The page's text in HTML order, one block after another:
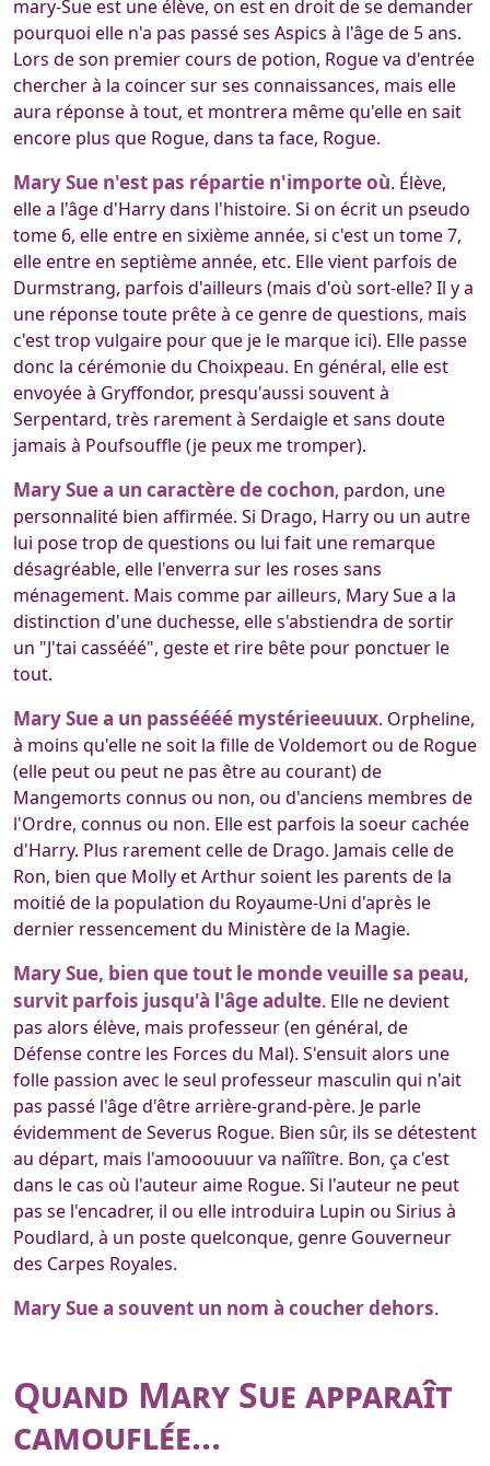
mary-Sue est une élève, on est en droit de se demander
pourquoi elle n'a pas passé ses Aspics à l'âge de 5 ans.
Lors de son premier cours de potion, Rogue va d'entrée
chercher à la coincer sur ses connaissances, mais elle
aura réponse à tout, et montrera même qu'elle en sait
encore plus que Rogue, dans ta face, Rogue.
Mary Sue n'est pas répartie n'importe où. Élève,
elle a l'âge d'Harry dans l'histoire. Si on écrit un pseudo
tome 6, elle entre en sixième année, si c'est un tome 7,
elle entre en septième année, etc. Elle vient parfois de
Durmstrang, parfois d'ailleurs (mais d'où sort-elle? Il y a
une réponse toute prête à ce genre de questions, mais
c'est trop vulgaire pour que je le marque ici). Elle passe
donc la cérémonie du Choixpeau. En général, elle est
envoyée à Gryffondor, presqu'aussi souvent à
Serpentard, très rarement à Serdaigle et sans doute
jamais à Poufsouffle (je peux me tromper).
Mary Sue a un caractère de cochon, pardon, une
personnalité bien affirmée. Si Drago, Harry ou un autre
lui pose trop de questions ou lui fait une remarque
désagréable, elle l'enverra sur les roses sans
ménagement. Mais comme par ailleurs, Mary Sue a la
distinction d'une duchesse, elle s'abstiendra de sortir
un "J'tai cassééé", geste et rire bête pour ponctuer le
tout.
Mary Sue a un passéééé mystérieeuuux. Orpheline,
à moins qu'elle ne soit la fille de Voldemort ou de Rogue
(elle peut ou peut ne pas être au courant) de
Mangemorts connus ou non, ou d'anciens membres de
l'Ordre, connus ou non. Elle est parfois la soeur cachée
d'Harry. Plus rarement celle de Drago. Jamais celle de
Ron, bien que Molly et Arthur soient les parents de la
moitié de la population du Royaume-Uni d'après le
dernier ressencement du Ministère de la Magie.
Mary Sue, bien que tout le monde veuille sa peau,
survit parfois jusqu'à l'âge adulte. Elle ne devient
pas alors élève, mais professeur (en général, de
Défense contre les Forces du Mal). S'ensuit alors une
folle passion avec le seul professeur masculin qui n'ait
pas passé l'âge d'être arrière-grand-père. Je parle
évidemment de Severus Rogue. Bien sûr, ils se détestent
au départ, mais l'amooouuur va naîîître. Bon, ça c'est
dans le cas où l'auteur aime Rogue. Si l'auteur ne peut
pas se l'encadrer, il ou elle introduira Lupin ou Sirius à
Poudlard, à un poste quelconque, genre Gouverneur
des Carpes Royales.
Mary Sue a souvent un nom à coucher dehors.
Quand Mary Sue apparaît
camouflée...